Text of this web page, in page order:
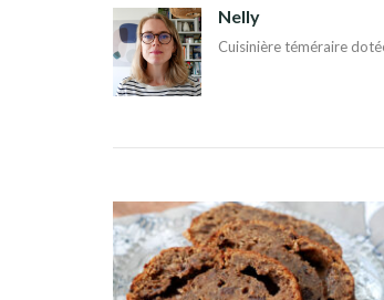
L’ARTICLE
Nelly
Cuisinière téméraire